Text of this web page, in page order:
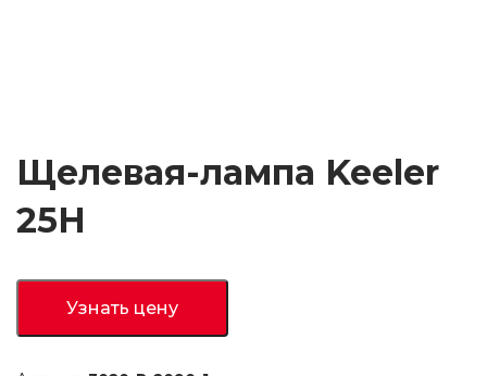
Щелевая-лампа Keeler
25H
Узнать цену